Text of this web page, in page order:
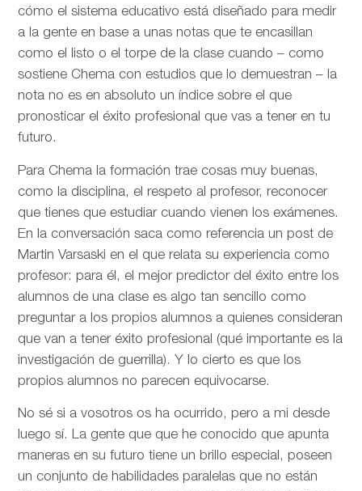
cómo el sistema educativo está diseñado para medir
a la gente en base a unas notas que te encasillan
como el listo o el torpe de la clase cuando – como
sostiene Chema con estudios que lo demuestran – la
nota no es en absoluto un índice sobre el que
pronosticar el éxito profesional que vas a tener en tu
futuro.
Para Chema la formación trae cosas muy buenas,
como la disciplina, el respeto al profesor, reconocer
que tienes que estudiar cuando vienen los exámenes.
En la conversación saca como referencia un post de
Martin Varsaski en el que relata su experiencia como
profesor: para él, el mejor predictor del éxito entre los
alumnos de una clase es algo tan sencillo como
preguntar a los propios alumnos a quienes consideran
que van a tener éxito profesional (qué importante es la
investigación de guerrilla). Y lo cierto es que los
propios alumnos no parecen equivocarse.
No sé si a vosotros os ha ocurrido, pero a mi desde
luego sí. La gente que que he conocido que apunta
maneras en su futuro tiene un brillo especial, poseen
un conjunto de habilidades paralelas que no están